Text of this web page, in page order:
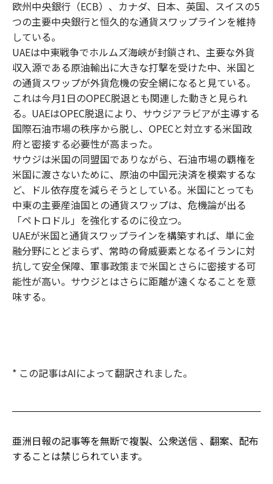
欧州中央銀行（ECB）、カナダ、日本、英国、スイスの5
つの主要中央銀行と恒久的な通貨スワップラインを維持
している。
UAEは中東戦争でホルムズ海峡が封鎖され、主要な外貨
収入源である原油輸出に大きな打撃を受けた中、米国と
の通貨スワップが外貨危機の安全網になると見ている。
これは今月1日のOPEC脱退とも関連した動きと見られ
る。UAEはOPEC脱退により、サウジアラビアが主導する
国際石油市場の秩序から脱し、OPECと対立する米国政
府と密接する必要性が高まった。
サウジは米国の同盟国でありながら、石油市場の覇権を
米国に渡さないために、原油の中国元決済を模索するな
ど、ドル依存度を減らそうとしている。米国にとっても
中東の主要産油国との通貨スワップは、危機論が出る
「ペトロドル」を強化するのに役立つ。
UAEが米国と通貨スワップラインを構築すれば、単に金
融分野にとどまらず、常時の脅威要素となるイランに対
抗して安全保障、軍事政策まで米国とさらに密接する可
能性が高い。サウジとはさらに距離が遠くなることを意
味する。
* この記事はAIによって翻訳されました。
亜洲日報の記事等を無断で複製、公衆送信 、翻案、配布
することは禁じられています。